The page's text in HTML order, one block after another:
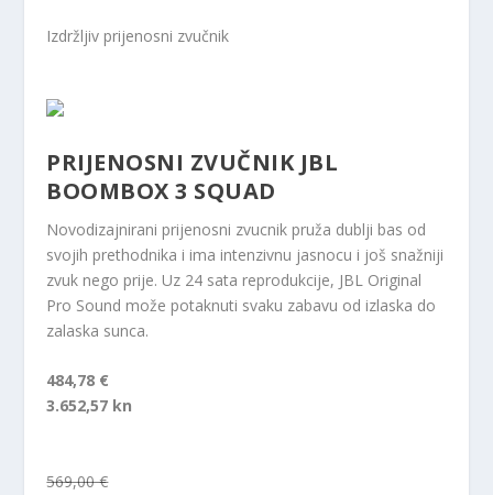
Izdržljiv prijenosni zvučnik
PRIJENOSNI ZVUČNIK JBL
BOOMBOX 3 SQUAD
Novodizajnirani prijenosni zvucnik pruža dublji bas od
svojih prethodnika i ima intenzivnu jasnocu i još snažniji
zvuk nego prije. Uz 24 sata reprodukcije, JBL Original
Pro Sound može potaknuti svaku zabavu od izlaska do
zalaska sunca.
484,78 €
3.652,57 kn
569,00 €